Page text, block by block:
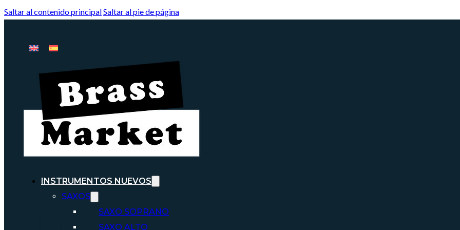
Saltar al contenido principalSaltar al pie de página
INSTRUMENTOS NUEVOS
SAXOS
SAXO SOPRANO
SAXO ALTO